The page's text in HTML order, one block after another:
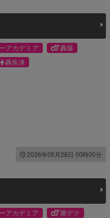
アカデミア
轟爆
轟焦凍
2026年05月28日 00時00分
アカデミア
勝デク